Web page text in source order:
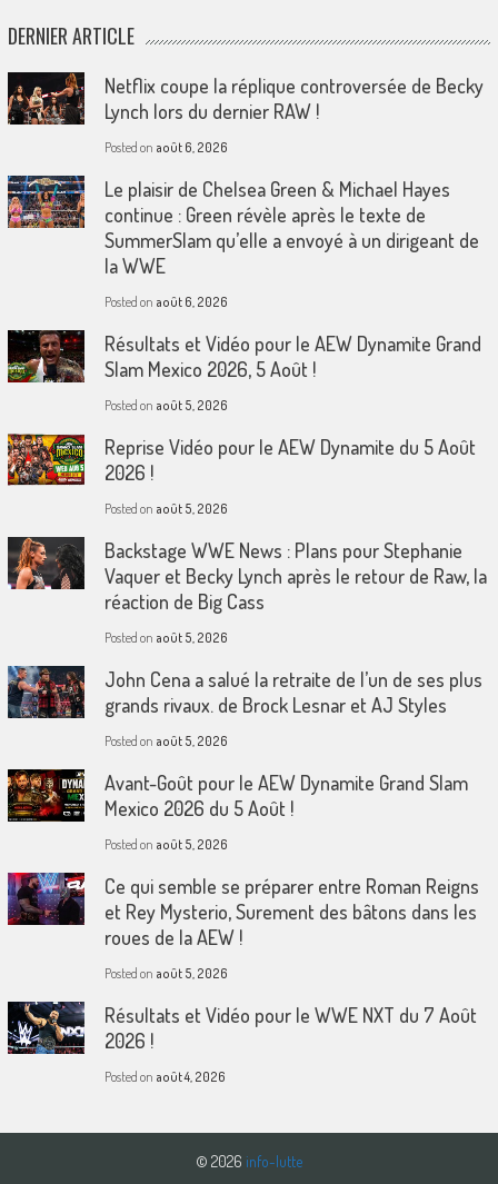
DERNIER ARTICLE
Netflix coupe la réplique controversée de Becky
Lynch lors du dernier RAW !
Posted on août 6, 2026
Le plaisir de Chelsea Green & Michael Hayes
continue : Green révèle après le texte de
SummerSlam qu’elle a envoyé à un dirigeant de
la WWE
Posted on août 6, 2026
Résultats et Vidéo pour le AEW Dynamite Grand
Slam Mexico 2026, 5 Août !
Posted on août 5, 2026
Reprise Vidéo pour le AEW Dynamite du 5 Août
2026 !
Posted on août 5, 2026
Backstage WWE News : Plans pour Stephanie
Vaquer et Becky Lynch après le retour de Raw, la
réaction de Big Cass
Posted on août 5, 2026
John Cena a salué la retraite de l’un de ses plus
grands rivaux. de Brock Lesnar et AJ Styles
Posted on août 5, 2026
Avant-Goût pour le AEW Dynamite Grand Slam
Mexico 2026 du 5 Août !
Posted on août 5, 2026
Ce qui semble se préparer entre Roman Reigns
et Rey Mysterio, Surement des bâtons dans les
roues de la AEW !
Posted on août 5, 2026
Résultats et Vidéo pour le WWE NXT du 7 Août
2026 !
Posted on août 4, 2026
© 2026 info-lutte